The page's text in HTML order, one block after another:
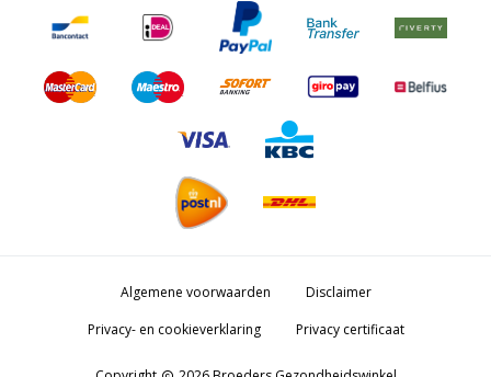
Algemene voorwaarden
Disclaimer
Privacy- en cookieverklaring
Privacy certificaat